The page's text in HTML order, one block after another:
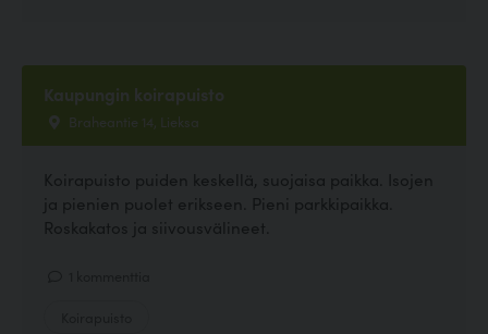
Kaupungin koirapuisto
Braheantie 14, Lieksa
Koirapuisto puiden keskellä, suojaisa paikka. Isojen
ja pienien puolet erikseen. Pieni parkkipaikka.
Roskakatos ja siivousvälineet.